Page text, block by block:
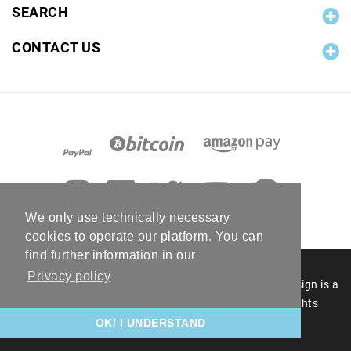
We only use technically necessary
cookies to operate our platform. You can
find further information in our
Privacy policy
OK/ I UNDERSTAND
SEARCH
CONTACT US
© 2006 - 2026 RC Photo Stock. The RC Photo Stock design is a
registered figurative mark of RC Photo Stock. All rights
reserved.